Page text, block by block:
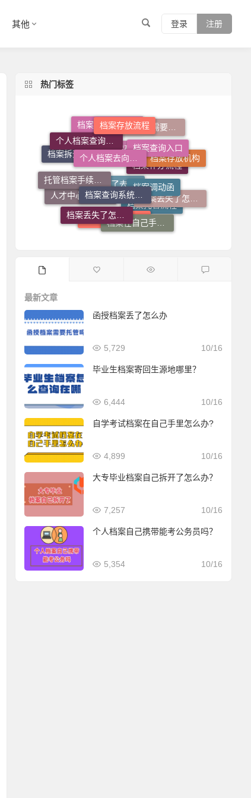
登录 注册
其他
热门标签
档案拆开了去哪里封
个人档案死档激活
档案补办流程
档案托管流程
个人档案不知道在哪儿怎么查
人才中心档案接收流程
档案拆开了怎么补救
档案在自己手里怎么办 档案调动需要什么手续
档案存放机构
档案丢失了怎么办
档案在自己手里怎么放到人才市场
档案丢失了怎么补
托管档案手续如何办理
个人档案查询系统
档案存放流程
档案查询入口
档案调动函
档案查询系统官网
个人档案去向查询
最新文章
函授档案丢了怎么办
10/16
5,729
毕业生档案寄回生源地哪里？
10/16
6,444
自学考试档案在自己手里怎么办?
10/16
4,899
大专毕业档案自己拆开了怎么办？
10/16
7,257
个人档案自己携带能考公务员吗？
10/16
5,354